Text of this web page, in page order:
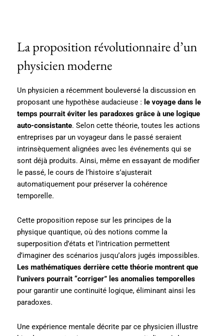
La proposition révolutionnaire d’un
physicien moderne
Un physicien a récemment bouleversé la discussion en
proposant une hypothèse audacieuse : le voyage dans le
temps pourrait éviter les paradoxes grâce à une logique
auto-consistante. Selon cette théorie, toutes les actions
entreprises par un voyageur dans le passé seraient
intrinsèquement alignées avec les événements qui se
sont déjà produits. Ainsi, même en essayant de modifier
le passé, le cours de l’histoire s’ajusterait
automatiquement pour préserver la cohérence
temporelle.
Cette proposition repose sur les principes de la
physique quantique, où des notions comme la
superposition d’états et l’intrication permettent
d’imaginer des scénarios jusqu’alors jugés impossibles.
Les mathématiques derrière cette théorie montrent que
l’univers pourrait “corriger” les anomalies temporelles
pour garantir une continuité logique, éliminant ainsi les
paradoxes.
Une expérience mentale décrite par ce physicien illustre